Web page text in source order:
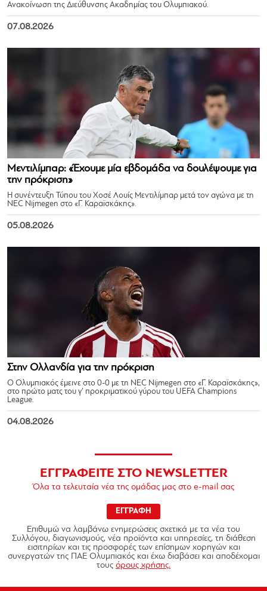
Ανακοίνωση της Διεύθυνσης Ακαδημίας του Ολυμπιακού.
07.08.2026
Μεντιλίμπαρ: «Έχουμε μία εβδομάδα να δουλέψουμε για
την πρόκριση»
Η συνέντευξη Τύπου του Χοσέ Λουίς Μεντιλίμπαρ μετά τον αγώνα με τη
NEC Nijmegen στο «Γ. Καραϊσκάκης».
05.08.2026
Στην Ολλανδία για την πρόκριση
Ο Ολυμπιακός έμεινε στο 0-0 με τη NEC Nijmegen στο «Γ. Καραϊσκάκης»,
στο πρώτο ματς του γ’ προκριματικού γύρου του UEFA Champions
League.
04.08.2026
ΕΓΓΡΑΦΕΙΤΕ ΣΤΟ NEWSLETTER
Όλα τα τελευταία νέα της ομάδας μας στο e-mail σας
ΕΓΓΡΑΦΗ
Επιθυμώ να λαμβάνω ενημερώσεις σχετικά με τα νέα του
Συλλόγου, διαγωνισμούς, νέα προϊόντα και υπηρεσίες, τη διάθεση
εισιτηρίων και τις προσφορές των επίσημων χορηγών και
συνεργατών της ΠΑΕ Ολυμπιακός και έχω διαβάσει και αποδέχομαι
τους όρους χρήσης.